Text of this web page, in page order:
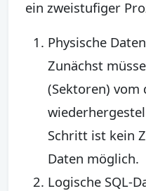
ein zweistufiger
Physische
Zunächst
(Sektoren)
Schritt ist kein
Daten möglich.
Logische SQL-